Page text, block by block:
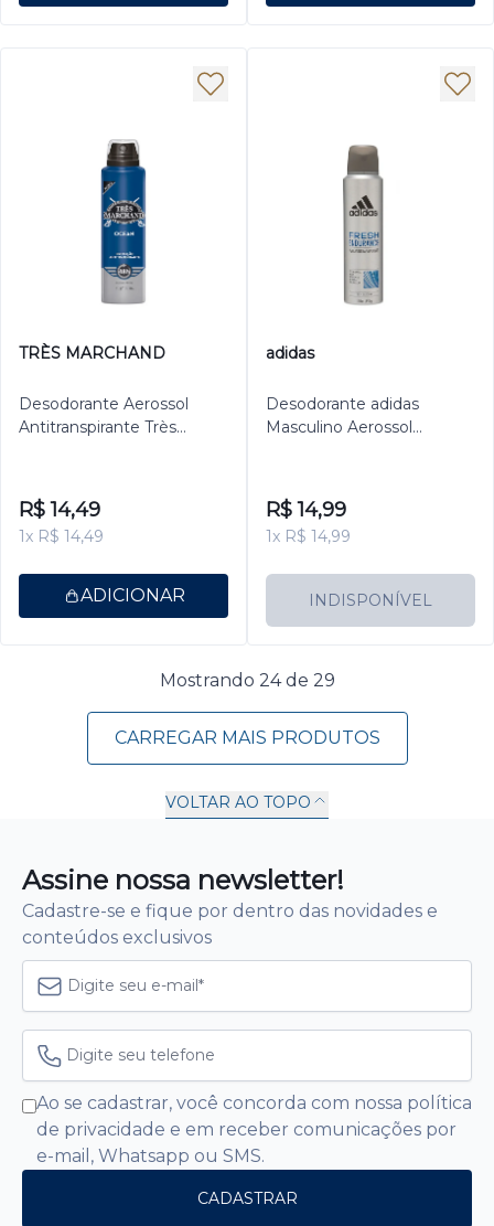
TRÈS MARCHAND
Desodorante Aerossol
Antitranspirante Très
R$ 14,49
1x R$ 14,49
ADICIONAR
adidas
Desodorante adidas
Masculino Aerossol
R$ 14,99
1x R$ 14,99
INDISPONÍVEL
Mostrando 24 de 29
CARREGAR MAIS PRODUTOS
PróximaVOLTAR AO TOPO
Assine nossa newsletter!
Cadastre-se e fique por dentro das novidades e
conteúdos exclusivos
Ao se cadastrar, você concorda com nossa política
de privacidade e em receber comunicações por
e-mail, Whatsapp ou SMS.
CADASTRAR